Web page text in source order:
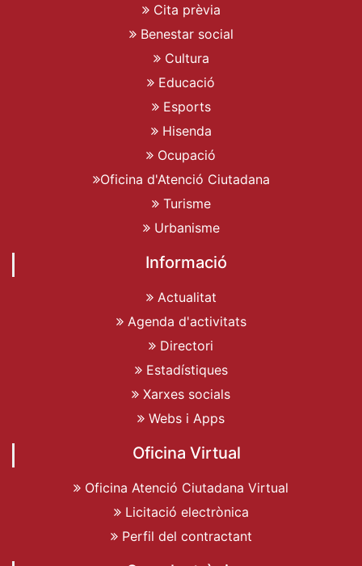
Cita prèvia
Benestar social
Cultura
Educació
Esports
Hisenda
Ocupació
Oficina d'Atenció Ciutadana
Turisme
Urbanisme
Informació
Actualitat
Agenda d'activitats
Directori
Estadístiques
Xarxes socials
Webs i Apps
Oficina Virtual
Oficina Atenció Ciutadana Virtual
Licitació electrònica
Perfil del contractant